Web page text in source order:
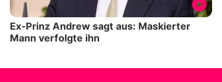
Ex-Prinz Andrew sagt aus: Maskierter
Mann verfolgte ihn